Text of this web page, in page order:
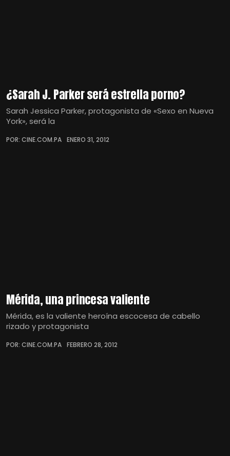
¿Sarah J. Parker será estrella porno?
Sarah Jessica Parker, protagonista de «Sexo en Nueva
York», será la
POR: CINE.COM.PA ENERO 31, 2012
Mérida, una princesa valiente
Mérida, es la valiente heroína escocesa de cabello
rizado y protagonista
POR: CINE.COM.PA FEBRERO 28, 2012